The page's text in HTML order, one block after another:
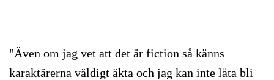
"Även om jag vet att det är fiction så känns
karaktärerna väldigt äkta och jag kan inte låta bli